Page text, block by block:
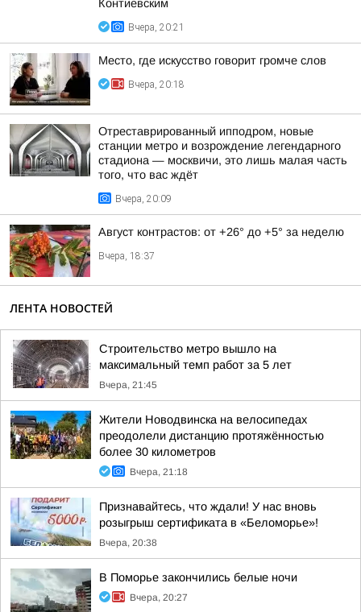
Контиевским
Вчера, 20:21
Место, где искусство говорит громче слов
Вчера, 20:18
Отреставрированный ипподром, новые
станции метро и возрождение легендарного
стадиона — москвичи, это лишь малая часть
того, что вас ждёт
Вчера, 20:09
Август контрастов: от +26° до +5° за неделю
Вчера, 18:37
ЛЕНТА НОВОСТЕЙ
Строительство метро вышло на
максимальный темп работ за 5 лет
Вчера, 21:45
Жители Новодвинска на велосипедах
преодолели дистанцию протяжённостью
более 30 километров
Вчера, 21:18
Признавайтесь, что ждали! У нас вновь
розыгрыш сертификата в «Беломорье»!
Вчера, 20:38
В Поморье закончились белые ночи
Вчера, 20:27